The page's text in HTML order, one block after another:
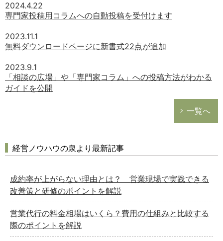
2024.4.22
専門家投稿用コラムへの自動投稿を受付けます
2023.11.1
無料ダウンロードページに新書式22点が追加
2023.9.1
「相談の広場」や「専門家コラム」への投稿方法がわかる
ガイドを公開
一覧へ
経営ノウハウの泉より最新記事
成約率が上がらない理由とは？ 営業現場で実践できる
改善策と研修のポイントを解説
営業代行の料金相場はいくら？費用の仕組みと比較する
際のポイントを解説